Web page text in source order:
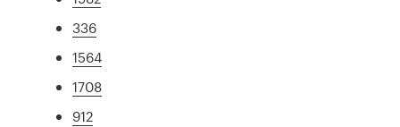
336
1564
1708
912